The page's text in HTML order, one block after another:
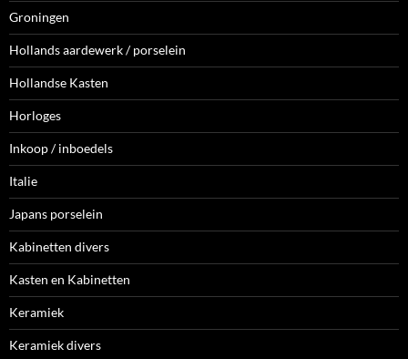
Groningen
Hollands aardewerk / porselein
Hollandse Kasten
Horloges
Inkoop / inboedels
Italie
Japans porselein
Kabinetten divers
Kasten en Kabinetten
Keramiek
Keramiek divers